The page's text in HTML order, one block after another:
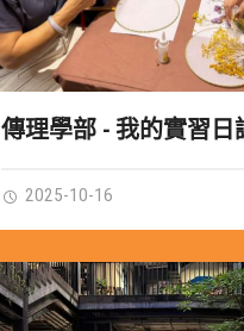
傳理學部 - 我的實習日
2025-10-16